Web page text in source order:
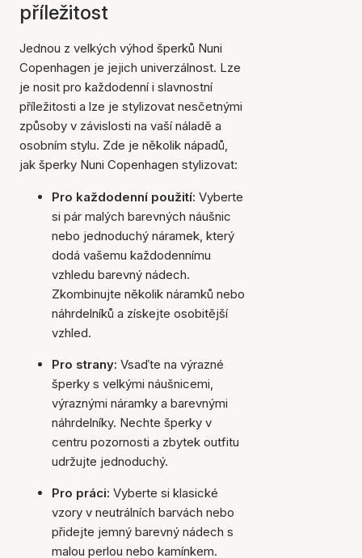
příležitost
Jednou z velkých výhod šperků Nuni
Copenhagen je jejich univerzálnost. Lze
je nosit pro každodenní i slavnostní
příležitosti a lze je stylizovat nesčetnými
způsoby v závislosti na vaší náladě a
osobním stylu. Zde je několik nápadů,
jak šperky Nuni Copenhagen stylizovat:
Pro každodenní použití: Vyberte
si pár malých barevných náušnic
nebo jednoduchý náramek, který
dodá vašemu každodennímu
vzhledu barevný nádech.
Zkombinujte několik náramků nebo
náhrdelníků a získejte osobitější
vzhled.
Pro strany: Vsaďte na výrazné
šperky s velkými náušnicemi,
výraznými náramky a barevnými
náhrdelníky. Nechte šperky v
centru pozornosti a zbytek outfitu
udržujte jednoduchý.
Pro práci: Vyberte si klasické
vzory v neutrálních barvách nebo
přidejte jemný barevný nádech s
malou perlou nebo kamínkem.